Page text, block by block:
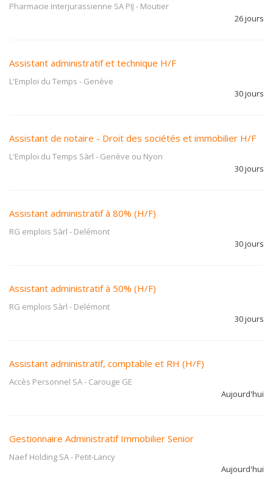
Pharmacie Interjurassienne SA PIJ - Moutier
26 jours
Assistant administratif et technique H/F
L'Emploi du Temps - Genève
30 jours
Assistant de notaire - Droit des sociétés et immobilier H/F
L'Emploi du Temps Sàrl - Genève ou Nyon
30 jours
Assistant administratif à 80% (H/F)
RG emplois Sàrl - Delémont
30 jours
Assistant administratif à 50% (H/F)
RG emplois Sàrl - Delémont
30 jours
Assistant administratif, comptable et RH (H/F)
Accès Personnel SA- Carouge GE
Aujourd'hui
Gestionnaire Administratif Immobilier Senior
Naef Holding SA- Petit-Lancy
Aujourd'hui